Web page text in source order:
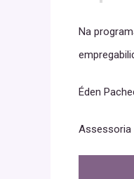
Na
Éden
Assessoria